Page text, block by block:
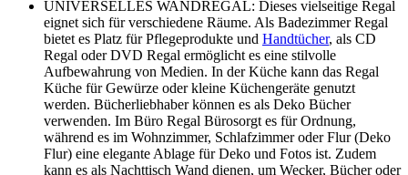
UNIVERSELLES WANDREGAL: Dieses vielseitige Regal
eignet sich für verschiedene Räume. Als Badezimmer Regal
bietet es Platz für Pflegeprodukte und Handtücher, als CD
Regal oder DVD Regal ermöglicht es eine stilvolle
Aufbewahrung von Medien. In der Küche kann das Regal
Küche für Gewürze oder kleine Küchengeräte genutzt
werden. Bücherliebhaber können es als Deko Bücher
verwenden. Im Büro Regal Bürosorgt es für Ordnung,
während es im Wohnzimmer, Schlafzimmer oder Flur (Deko
Flur) eine elegante Ablage für Deko und Fotos ist. Zudem
kann es als Nachttisch Wand dienen, um Wecker, Bücher oder